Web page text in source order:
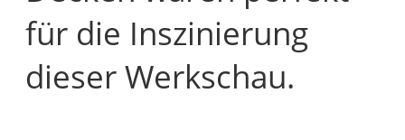
für die Inszinierung
dieser Werkschau.